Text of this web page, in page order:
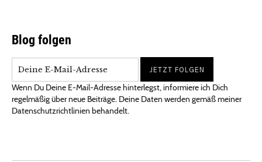
Blog folgen
Wenn Du Deine E-Mail-Adresse hinterlegst, informiere ich Dich
regelmäßig über neue Beiträge. Deine Daten werden gemäß meiner
Datenschutzrichtlinien behandelt.